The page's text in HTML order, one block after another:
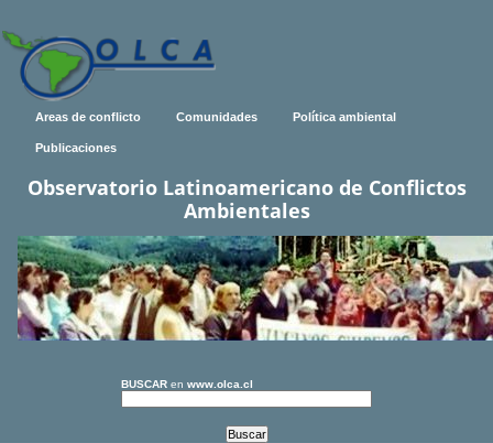
Areas de conflicto Comunidades Política ambiental
Publicaciones
Observatorio Latinoamericano de Conflictos
Ambientales
BUSCAR en www.olca.cl